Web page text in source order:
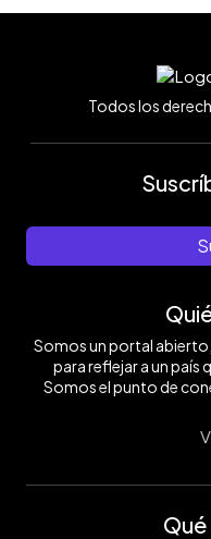
Todos los
Somos un portal
para reflejar a un país
Somos el punto de